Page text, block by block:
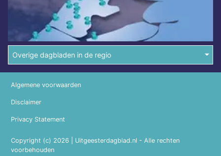
Overige dagbladen in de regio
Copyright (c) 2026 | Uitgeesterdagblad.nl - Alle rechten
voorbehouden
Algemene voorwaarden
Disclaimer
Privacy Statement